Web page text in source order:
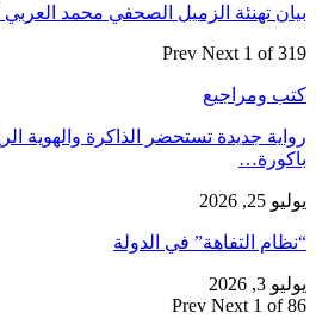
بيان تهنئة الزميل الصحفي محمد
Prev Next 1 of 319
كتب ومراجيع
رواية جديدة تستحضر الذاكرة والهوية
باكورة…
يوليو 25, 2026
“نظام التفاهة” في الدولة
يوليو 3, 2026
Prev Next 1 of 86